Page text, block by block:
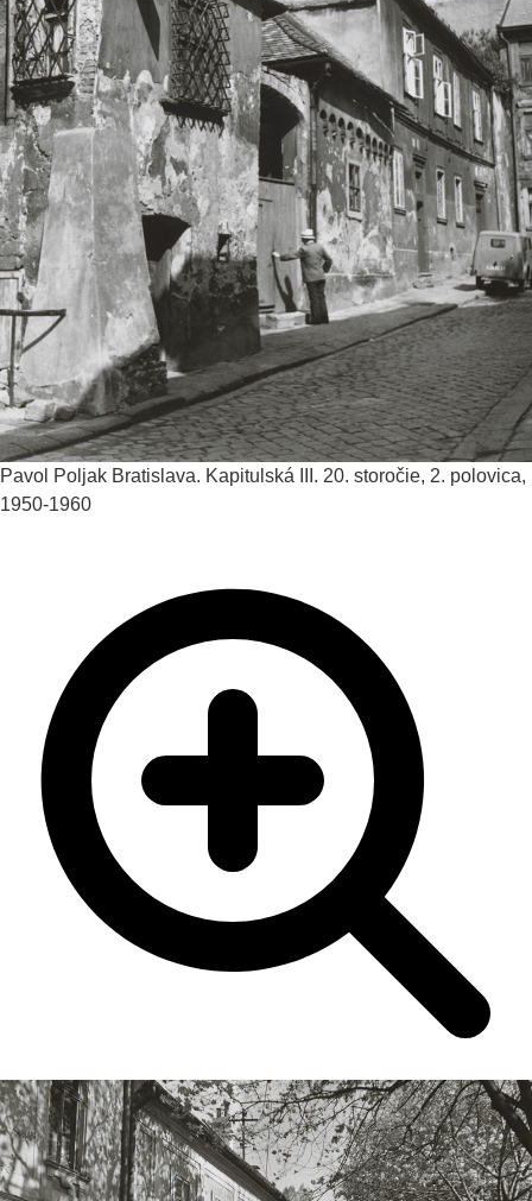
Pavol Poljak Bratislava. Kapitulská III. 20. storočie, 2. polovica,
1950-1960